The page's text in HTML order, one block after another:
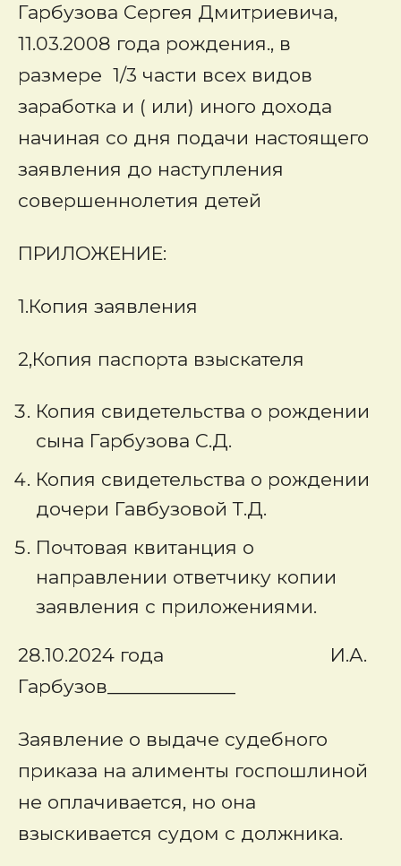
Гарбузова Сергея Дмитриевича,
11.03.2008 года рождения., в
размере 1/3 части всех видов
заработка и ( или) иного дохода
начиная со дня подачи настоящего
заявления до наступления
совершеннолетия детей
ПРИЛОЖЕНИЕ:
1.Копия заявления
2,Копия паспорта взыскателя
Копия свидетельства о рождении
сына Гарбузова С.Д.
Копия свидетельства о рождении
дочери Гавбузовой Т.Д.
Почтовая квитанция о
направлении ответчику копии
заявления с приложениями.
28.10.2024 года И.А.
Гарбузов_____________
Заявление о выдаче судебного
приказа на алименты госпошлиной
не оплачивается, но она
взыскивается судом с должника.